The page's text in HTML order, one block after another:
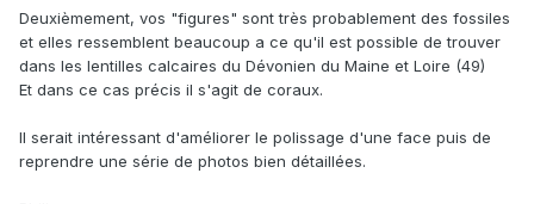
Deuxièmement, vos "figures" sont très probablement des fossiles
et elles ressemblent beaucoup a ce qu'il est possible de trouver
dans les lentilles calcaires du Dévonien du Maine et Loire (49)
Et dans ce cas précis il s'agit de coraux.
Il serait intéressant d'améliorer le polissage d'une face puis de
reprendre une série de photos bien détaillées.